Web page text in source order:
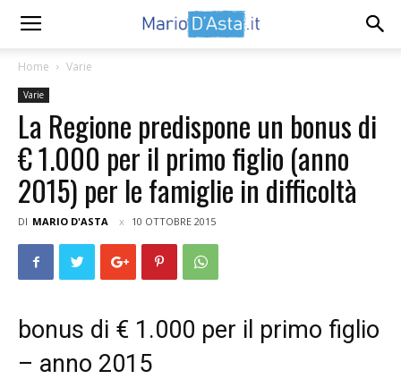
Home Varie
Varie
La Regione predispone un bonus di
€ 1.000 per il primo figlio (anno
2015) per le famiglie in difficoltà
DI MARIO D'ASTA 10 OTTOBRE 2015
bonus di € 1.000 per il primo figlio
– anno 2015